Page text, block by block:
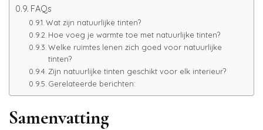
FAQs
Wat zijn natuurlijke tinten?
Hoe voeg je warmte toe met natuurlijke tinten?
Welke ruimtes lenen zich goed voor natuurlijke
tinten?
Zijn natuurlijke tinten geschikt voor elk interieur?
Gerelateerde berichten:
Samenvatting